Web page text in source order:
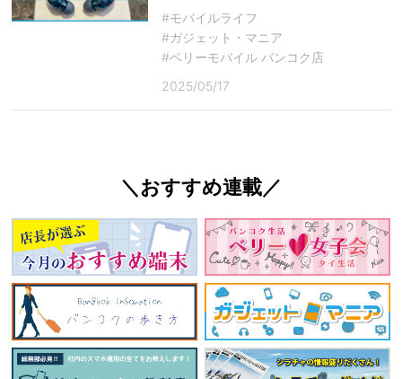
#モバイルライフ
#ガジェット・マニア
#ベリーモバイル バンコク店
2025/05/17
＼おすすめ連載／